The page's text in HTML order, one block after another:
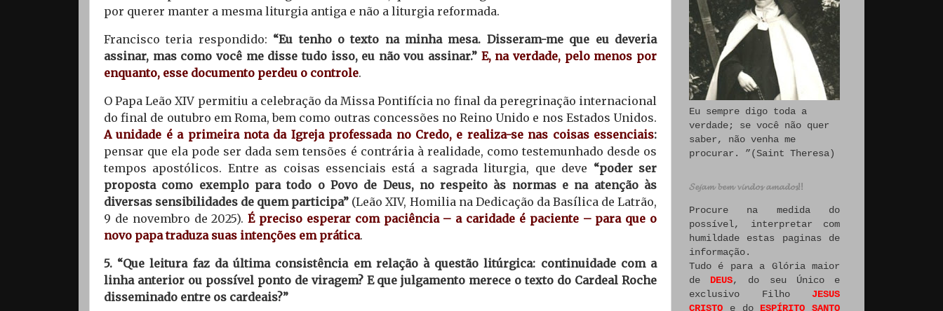
por querer manter a mesma liturgia antiga e não a liturgia reformada.
Francisco teria respondido: “Eu tenho o texto na minha mesa. Disseram-me que eu deveria
assinar, mas como você me disse tudo isso, eu não vou assinar.” E, na verdade, pelo menos por
enquanto, esse documento perdeu o controle.
O Papa Leão XIV permitiu a celebração da Missa Pontifícia no final da peregrinação internacional
do final de outubro em Roma, bem como outras concessões no Reino Unido e nos Estados Unidos.
A unidade é a primeira nota da Igreja professada no Credo, e realiza-se nas coisas essenciais:
pensar que ela pode ser dada sem tensões é contrária à realidade, como testemunhado desde os
tempos apostólicos. Entre as coisas essenciais está a sagrada liturgia, que deve “poder ser
proposta como exemplo para todo o Povo de Deus, no respeito às normas e na atenção às
diversas sensibilidades de quem participa” (Leão XIV, Homilia na Dedicação da Basílica de Latrão,
9 de novembro de 2025).É preciso esperar com paciência – a caridade é paciente – para que o
novo papa traduza suas intenções em prática.
5. “Que leitura faz da última consistência em relação à questão litúrgica: continuidade com a
linha anterior ou possível ponto de viragem? E que julgamento merece o texto do Cardeal Roche
disseminado entre os cardeais?”
Eu sempre digo toda a
verdade; se você não quer
saber, não venha me
procurar. ”(Saint Theresa)
𝓢𝓮𝓳𝓪𝓶 𝓫𝓮𝓶 𝓿𝓲𝓷𝓭𝓸𝓼 𝓪𝓶𝓪𝓭𝓸𝓼!!
Procure na medida do
possível, interpretar com
humildade estas paginas de
informação.
Tudo é para a Glória maior
de DEUS, do seu Único e
exclusivo Filho JESUS
CRISTO e do ESPÍRITO SANTO